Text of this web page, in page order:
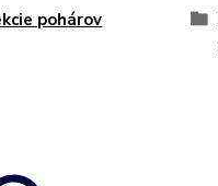
pohárov